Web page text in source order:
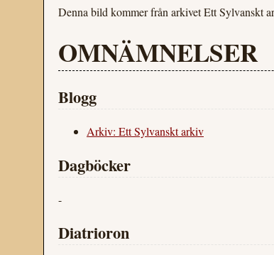
Denna bild kommer från arkivet Ett Sylvanskt
OMNÄMNELSER
Blogg
Arkiv: Ett Sylvanskt arkiv
Dagböcker
-
Diatrioron